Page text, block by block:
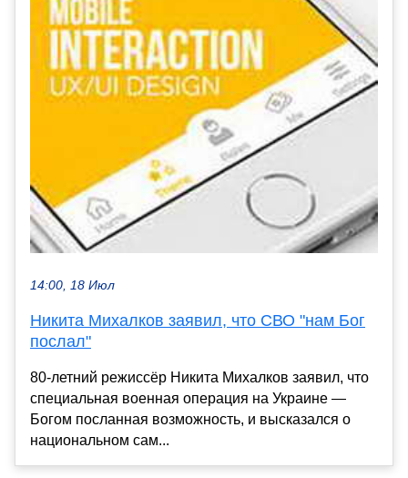
14:00, 18 Июл
Никита Михалков заявил, что СВО "нам Бог
послал"
80-летний режиссёр Никита Михалков заявил, что
специальная военная операция на Украине —
Богом посланная возможность, и высказался о
национальном сам...